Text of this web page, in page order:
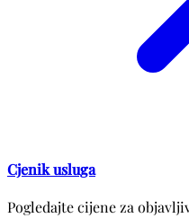
Cjenik usluga
Pogledajte cijene za